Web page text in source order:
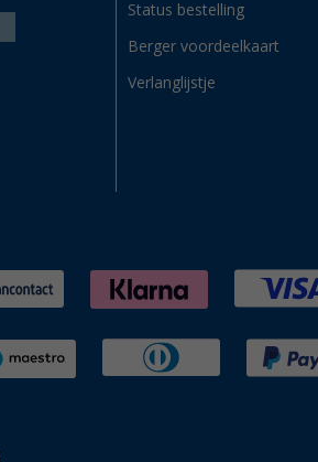
Status bestelling
Berger voordeelkaart
Verlanglijstje